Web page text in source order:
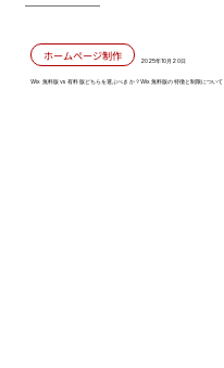
ホームページ制作 2025年10月20日
Wix 無料版 vs 有料版どちらを選ぶべきか？Wix 無料版の特徴と制限について